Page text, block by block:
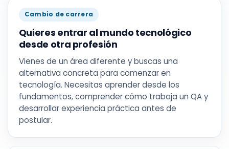
Cambio de carrera
Quieres entrar al mundo tecnológico
desde otra profesión
Vienes de un área diferente y buscas una
alternativa concreta para comenzar en
tecnología. Necesitas aprender desde los
fundamentos, comprender cómo trabaja un QA y
desarrollar experiencia práctica antes de
postular.